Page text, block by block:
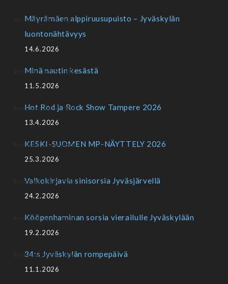
Mäyrämäen alppiruusupuisto – Jyväskylän
luontonähtävyys
14.6.2026
Minä nautin kesästä
11.5.2026
Hot Rod ja Rock Show Tampere 2026
13.4.2026
KESKI-SUOMEN MP-NÄYTTELY 2026
25.3.2026
Valkokirjavia sinisorsia Jyväsjärvellä
24.2.2026
Kööpenhaminan sorsia vierailulle Jyväskylään
19.2.2026
34:s Jyväskylän rompepäivä
11.1.2026